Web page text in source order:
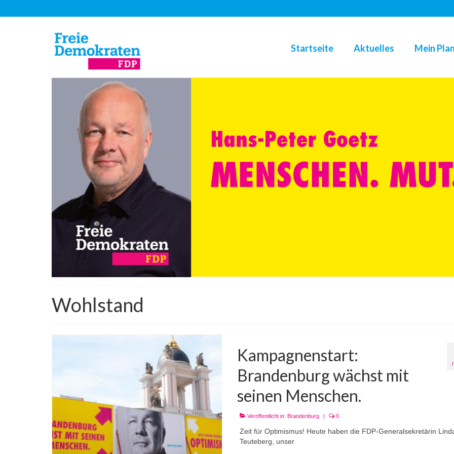
Startseite Aktuelles Mein
Wohlstand
Kampagnenstart:
Brandenburg wächst mit
seinen Menschen.
Veröffentlicht in: Brandenburg | 0
Zeit für Optimismus! Heute haben die FDP-Generalsekretärin
Teuteberg, unser